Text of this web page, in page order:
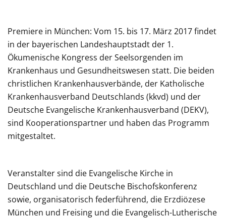
Premiere in München: Vom 15. bis 17. März 2017 findet
in der bayerischen Landeshauptstadt der 1.
Ökumenische Kongress der Seelsorgenden im
Krankenhaus und Gesundheitswesen statt. Die beiden
christlichen Krankenhausverbände, der Katholische
Krankenhausverband Deutschlands (kkvd) und der
Deutsche Evangelische Krankenhausverband (DEKV),
sind Kooperationspartner und haben das Programm
mitgestaltet.
Veranstalter sind die Evangelische Kirche in
Deutschland und die Deutsche Bischofskonferenz
sowie, organisatorisch federführend, die Erzdiözese
München und Freising und die Evangelisch-Lutherische